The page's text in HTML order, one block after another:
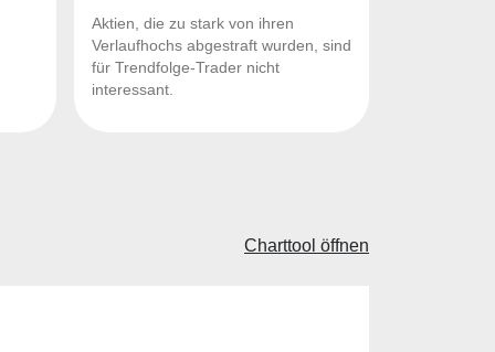
Aktien, die zu stark von ihren
Verlaufhochs abgestraft wurden, sind
für Trendfolge-Trader nicht
interessant.
Charttool öffnen